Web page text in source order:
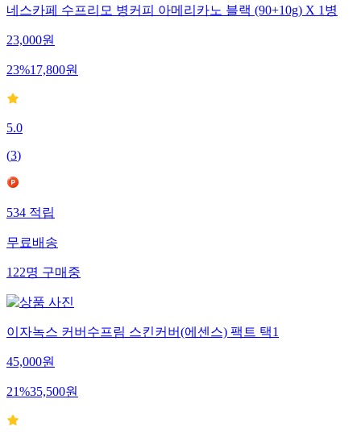
네스카페 수프리모 병커피 아메리카노 블랙 (90+10g) X 1병
23,000원
23%17,800원
5.0
(3)
534적립
무료배송
122명구매중
이자녹스 커버수프림 스킨커버(에센스) 팩트 택1
45,000원
21%35,500원